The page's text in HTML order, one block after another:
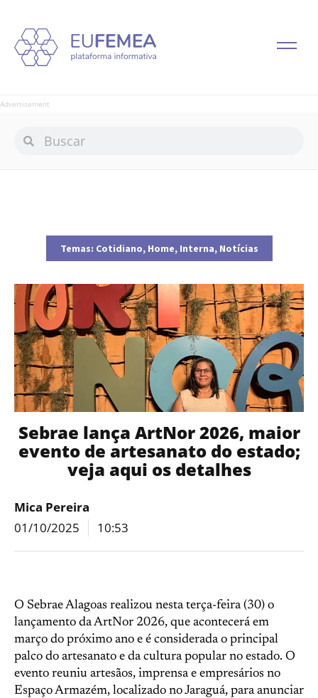
Advertisement
Temas: Cotidiano, Home, Interna, Notícias
Sebrae lança ArtNor 2026, maior
evento de artesanato do estado;
veja aqui os detalhes
Mica Pereira
01/10/2025
10:53
O Sebrae Alagoas realizou nesta terça-feira (30) o
lançamento da ArtNor 2026, que acontecerá em
março do próximo ano e é considerada o principal
palco do artesanato e da cultura popular no estado. O
evento reuniu artesãos, imprensa e empresários no
Espaço Armazém, localizado no Jaraguá, para anunciar